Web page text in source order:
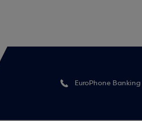
EuroPhone Banking